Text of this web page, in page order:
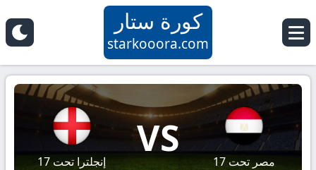
كورة ستار
starkooora.com
مصر تحت 17
VS
إنجلترا تحت 17